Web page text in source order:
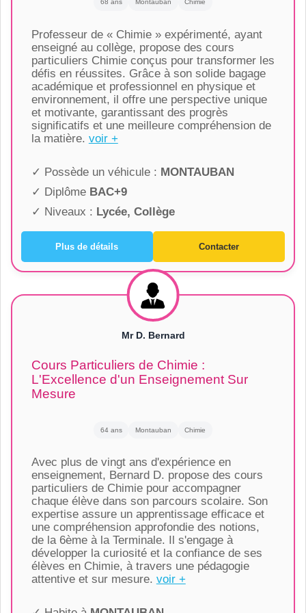
68 ans Montauban Chimie
Professeur de « Chimie » expérimenté, ayant
enseigné au collège, propose des cours
particuliers Chimie conçus pour transformer les
défis en réussites. Grâce à son solide bagage
académique et professionnel en physique et
environnement, il offre une perspective unique
et motivante, garantissant des progrès
significatifs et une meilleure compréhension de
la matière. voir +
✓ Possède un véhicule : MONTAUBAN
✓ Diplôme BAC+9
✓ Niveaux : Lycée, Collège
Plus de détails Contacter
Mr D. Bernard
Cours Particuliers de Chimie :
L'Excellence d'un Enseignement Sur
Mesure
64 ans Montauban Chimie
Avec plus de vingt ans d'expérience en
enseignement, Bernard D. propose des cours
particuliers de Chimie pour accompagner
chaque élève dans son parcours scolaire. Son
expertise assure un apprentissage efficace et
une compréhension approfondie des notions,
de la 6ème à la Terminale. Il s'engage à
développer la curiosité et la confiance de ses
élèves en Chimie, à travers une pédagogie
attentive et sur mesure. voir +